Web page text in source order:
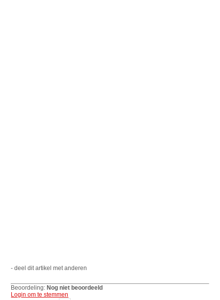
- deel dit artikel met anderen
Beoordeling:Nog niet beoordeeld
Login om te stemmen